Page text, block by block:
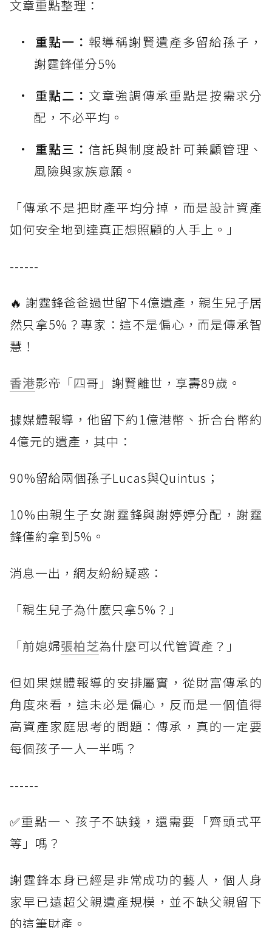
文章重點整理：
重點一： 報導稱謝賢遺產多留給孫子，
謝霆鋒僅分5%
重點二： 文章強調傳承重點是按需求分
配，不必平均。
重點三：信託與制度設計可兼顧管理、
風險與家族意願。
「傳承不是把財產平均分掉，而是設計資產
如何安全地到達真正想照顧的人手上。」
------
🔥 謝霆鋒爸爸過世留下4億遺產，親生兒子居
然只拿5%？專家：這不是偏心，而是傳承智
慧！
香港影帝「四哥」謝賢離世，享壽89歲。
據媒體報導，他留下約1億港幣、折合台幣約
4億元的遺產，其中：
90%留給兩個孫子Lucas與Quintus；
10%由親生子女謝霆鋒與謝婷婷分配，謝霆
鋒僅約拿到5%。
消息一出，網友紛紛疑惑：
「親生兒子為什麼只拿5%？」
「前媳婦張柏芝為什麼可以代管資產？」
但如果媒體報導的安排屬實，從財富傳承的
角度來看，這未必是偏心，反而是一個值得
高資產家庭思考的問題：傳承，真的一定要
每個孩子一人一半嗎？
------
✅重點一、孩子不缺錢，還需要「齊頭式平
等」嗎？
謝霆鋒本身已經是非常成功的藝人，個人身
家早已遠超父親遺產規模，並不缺父親留下
的這筆財產。